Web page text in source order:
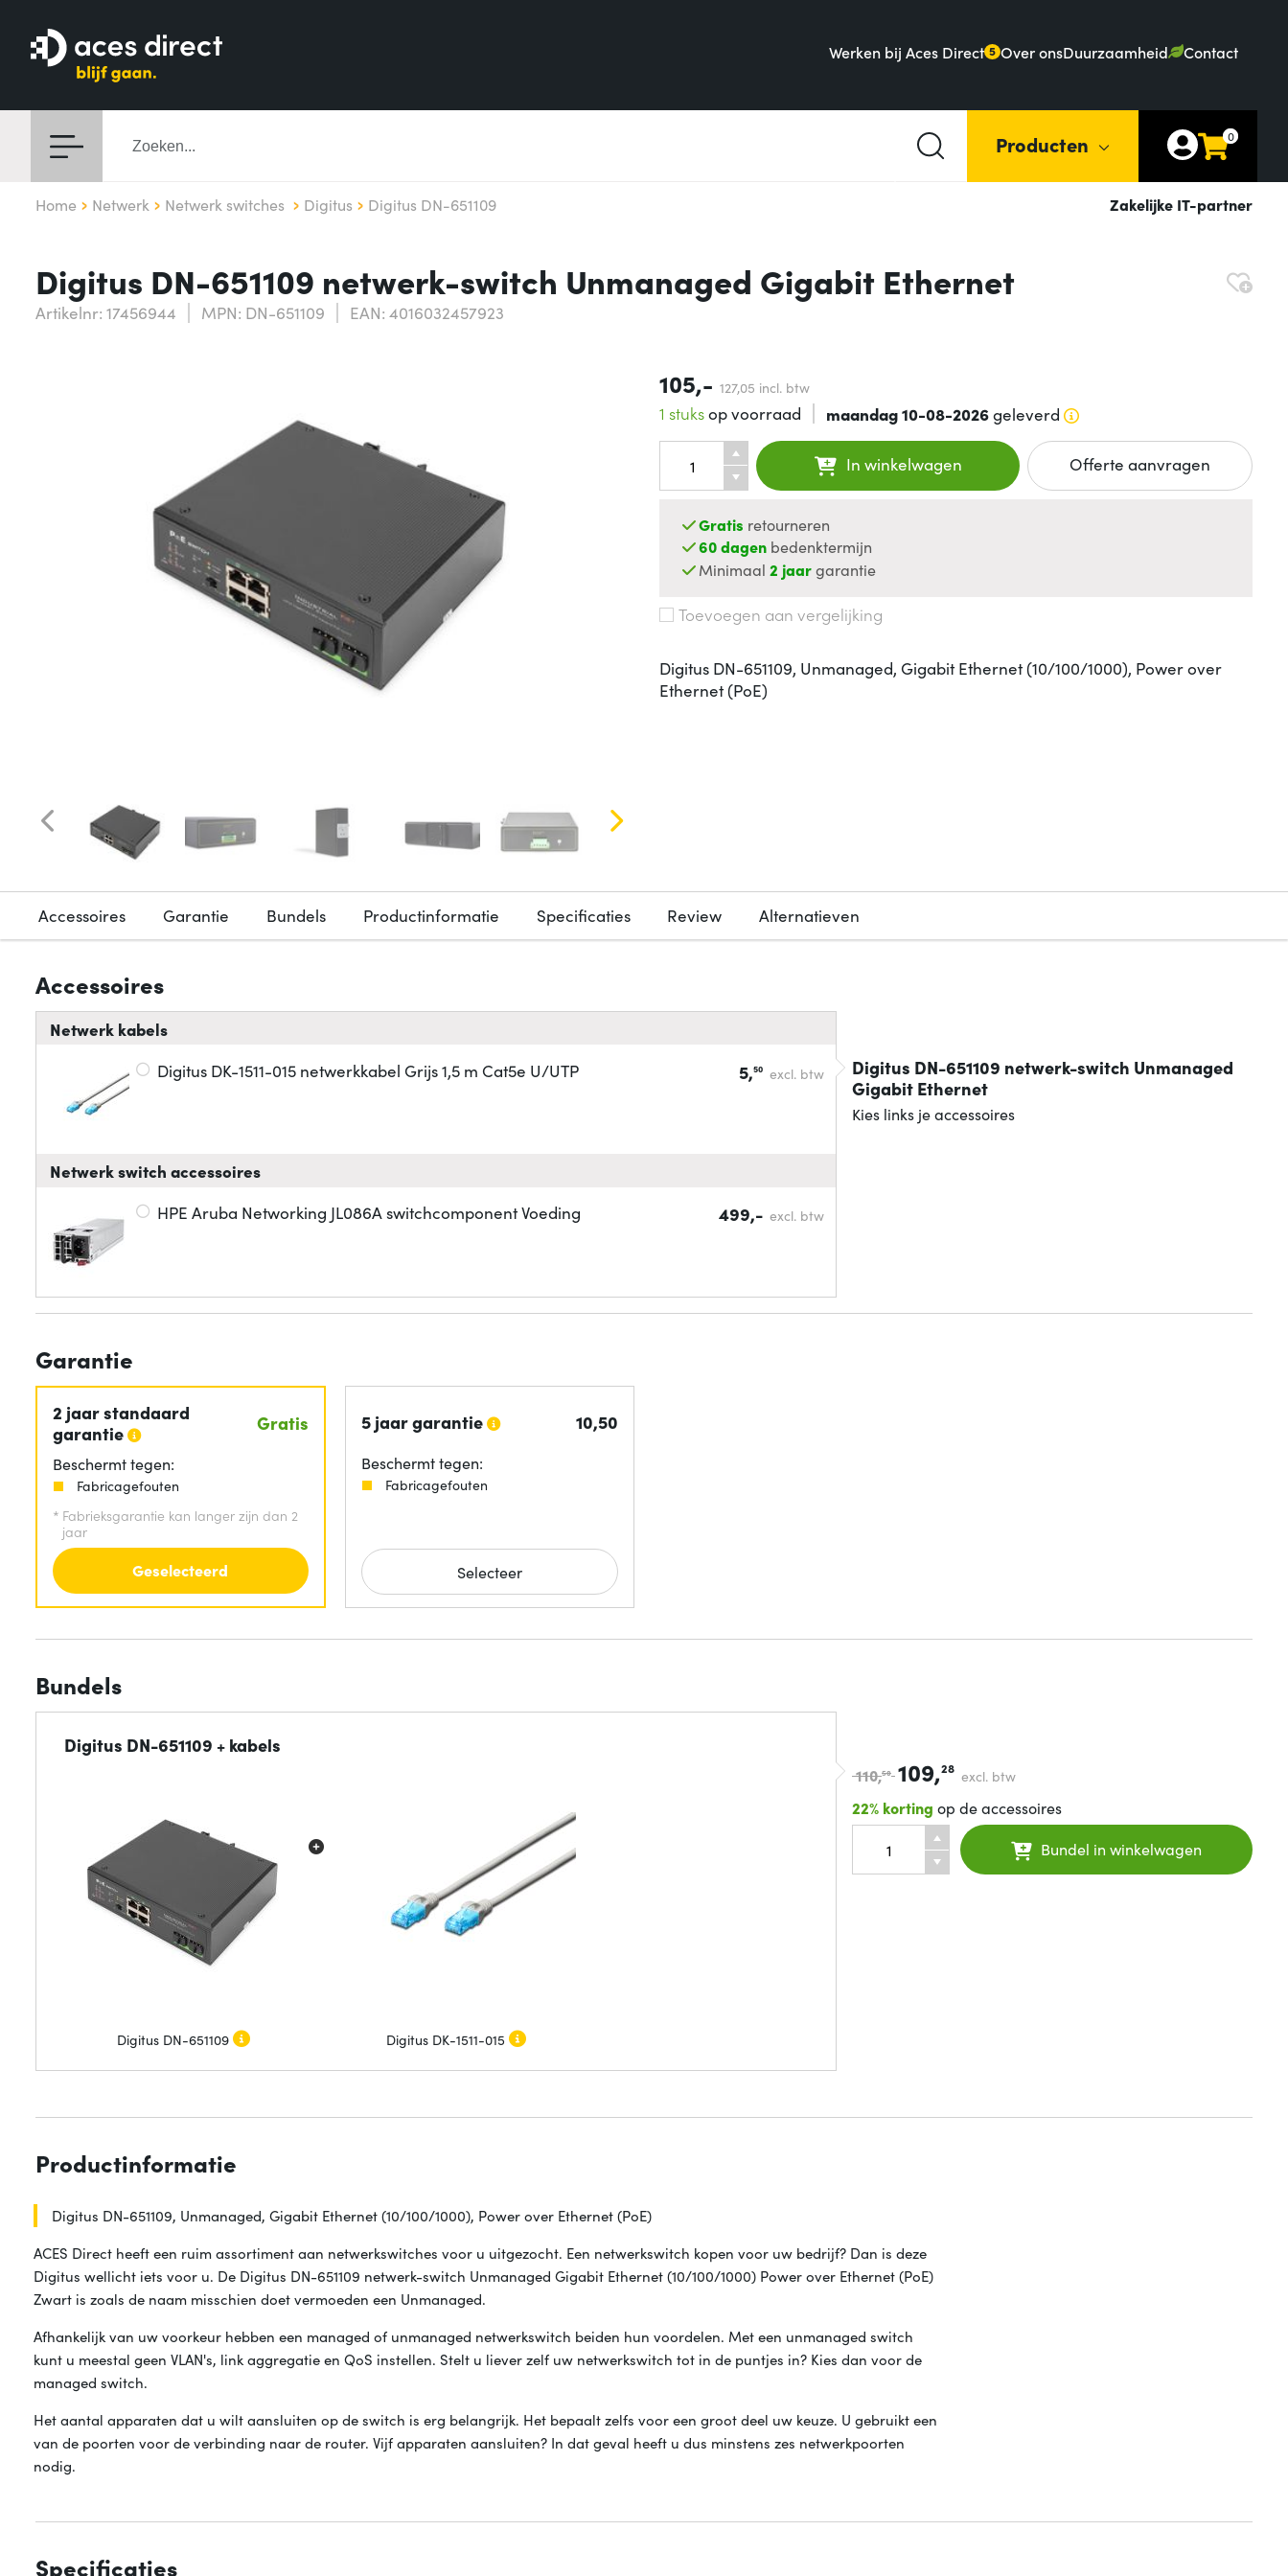
Werken bij Aces Direct 5 Over onsDuurzaamheid Contact
Producten 0
Home Netwerk Netwerk switches Digitus Digitus DN-651109 Zakelijke IT-partner
Digitus DN-651109 netwerk-switch Unmanaged Gigabit Ethernet
Artikelnr: 17456944 MPN: DN-651109 EAN: 4016032457923
105,- 127,05 incl. btw
1 stuksop voorraad maandag 10-08-2026geleverd
In winkelwagen Offerte aanvragen
Gratis retourneren
60 dagen bedenktermijn
Minimaal2 jaargarantie
Toevoegen aan vergelijking
Digitus DN-651109, Unmanaged, Gigabit Ethernet (10/100/1000), Power over
Ethernet (PoE)
Accessoires Garantie Bundels Productinformatie Specificaties Review Alternatieven
Accessoires
Netwerk kabels
Digitus DK-1511-015 netwerkkabel Grijs 1,5 m Cat5e U/UTP 5,50 excl. btw
Netwerk switch accessoires
HPE Aruba Networking JL086A switchcomponent Voeding 499,- excl. btw
Digitus DN-651109 netwerk-switch Unmanaged
Gigabit Ethernet
Kies links je accessoires
Garantie
2 jaar standaard
garantie
Gratis
Beschermt tegen:
Fabricagefouten
* Fabrieksgarantie kan langer zijn dan 2
jaar
Geselecteerd
5 jaar garantie 10,50
Beschermt tegen:
Fabricagefouten
Selecteer
Bundels
Digitus DN-651109 + kabels
Digitus DN-651109 Digitus DK-1511-015
110,50 109,28 excl. btw
22% korting op de accessoires
Bundel in winkelwagen
Productinformatie
Digitus DN-651109, Unmanaged, Gigabit Ethernet (10/100/1000), Power over Ethernet (PoE)
ACES Direct heeft een ruim assortiment aan netwerkswitches voor u uitgezocht. Een netwerkswitch kopen voor uw bedrijf? Dan is deze
Digitus wellicht iets voor u. De Digitus DN-651109 netwerk-switch Unmanaged Gigabit Ethernet (10/100/1000) Power over Ethernet (PoE)
Zwart is zoals de naam misschien doet vermoeden een Unmanaged.
Afhankelijk van uw voorkeur hebben een managed of unmanaged netwerkswitch beiden hun voordelen. Met een unmanaged switch
kunt u meestal geen VLAN's, link aggregatie en QoS instellen. Stelt u liever zelf uw netwerkswitch tot in de puntjes in? Kies dan voor de
managed switch.
Het aantal apparaten dat u wilt aansluiten op de switch is erg belangrijk. Het bepaalt zelfs voor een groot deel uw keuze. U gebruikt een
van de poorten voor de verbinding naar de router. Vijf apparaten aansluiten? In dat geval heeft u dus minstens zes netwerkpoorten
nodig.
Specificaties